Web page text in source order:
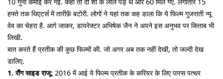
हफ्ते तक थिएटर्स में तारीफ़ें बटोरी. लोगों ने यहां तक कह डाला कि ये फिल्म गुजराती न्यू
वेव का चेहरा है. आगे जाकर, डायरेक्टर अभिषेक जैन ने अपने इस अनुभव पर किताब भी
लिखी.
बात करते हैं प्रतीक की कुछ फिल्मों की. जो अगर अब तक नहीं देखी, तो जल्दी देख
डालिए.
1. रौंग साइड राजू: 2016 में आई ये फिल्म प्रतीक के करियर के लिए पारस पत्थर